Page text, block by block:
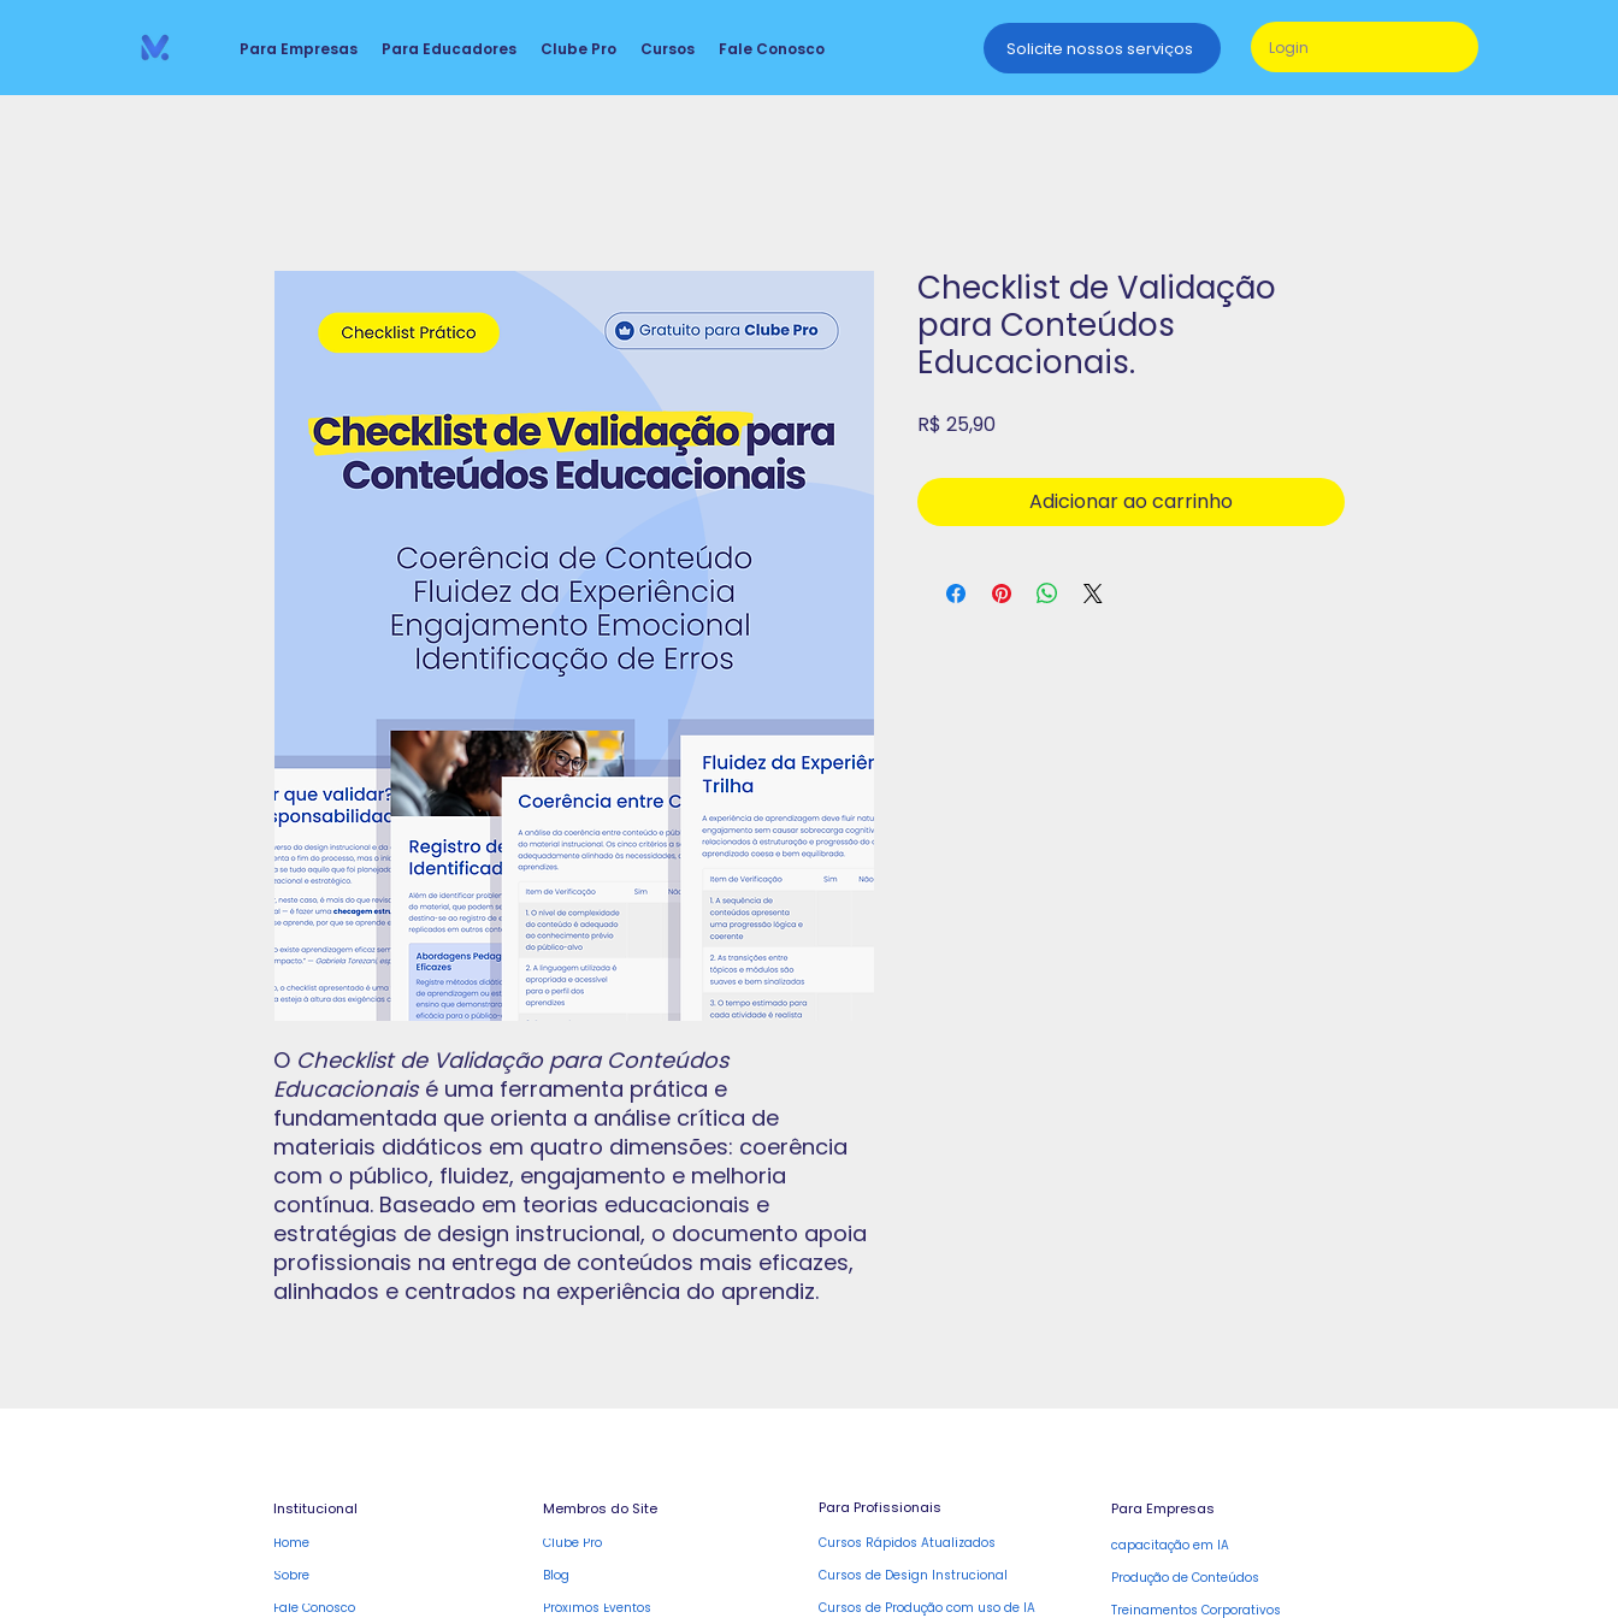
Para Empresas Para Educadores Clube Pro Cursos Fale Conosco Solicite nossos serviços Login
O Checklist de Validação para Conteúdos
Educacionaisé uma ferramenta prática e
fundamentada que orienta a análise crítica de
materiais didáticos em quatro dimensões: coerência
com o público, fluidez, engajamento e melhoria
contínua. Baseado em teorias educacionais e
estratégias de design instrucional, o documento apoia
profissionais na entrega de conteúdos mais eficazes,
alinhados e centrados na experiência do aprendiz.
Checklist de Validação
para Conteúdos
Educacionais.
R$ 25,90Preço
Adicionar ao carrinho
Institucional
Home
Sobre
Fale Conosco
Membros do Site
Clube Pro
Blog
Próximos Eventos
Para Profissionais
Cursos Rápidos Atualizados
Cursos de Design Instrucional
Cursos de Produção com uso de IA
Para Empresas
capacitação em IA
Produção de Conteúdos
Treinamentos Corporativos